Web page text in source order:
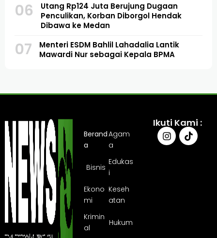
06
Utang Rp124 Juta Berujung Dugaan
Penculikan, Korban Diborgol Hendak
Dibawa ke Medan
07
Menteri ESDM Bahlil Lahadalia Lantik
Mawardi Nur sebagai Kepala BPMA
Berand
a
Agam
a
Bisnis
Edukas
i
Ekono
mi
Keseh
atan
Krimin
al
Hukum
Ikuti Kami :